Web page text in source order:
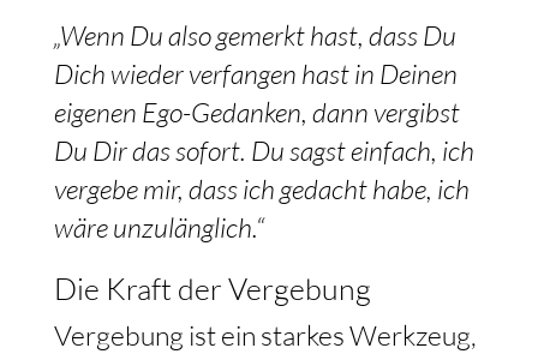
„Wenn Du also gemerkt hast, dass Du
Dich wieder verfangen hast in Deinen
eigenen Ego-Gedanken, dann vergibst
Du Dir das sofort. Du sagst einfach, ich
vergebe mir, dass ich gedacht habe, ich
wäre unzulänglich.“
Die Kraft der Vergebung
Vergebung ist ein starkes Werkzeug,